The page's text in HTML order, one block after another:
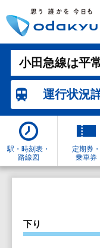
小田急線は平
運行状況
駅・時刻表・
路線図
定期券・
乗車券
下り